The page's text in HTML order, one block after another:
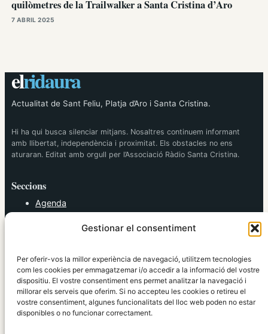
Gestionar el consentiment
Per oferir-vos la millor experiència de navegació, utilitzem tecnologies
com les cookies per emmagatzemar i/o accedir a la informació del vostre
dispositiu. El vostre consentiment ens permet analitzar la navegació i
millorar els serveis que oferim. Si no accepteu les cookies o retireu el
vostre consentiment, algunes funcionalitats del lloc web poden no estar
disponibles o no funcionar correctament.
quilòmetres de la Trailwalker a Santa Cristina d’Aro
7 ABRIL 2025
elridaura
Actualitat de Sant Feliu, Platja d’Aro i Santa Cristina.
Hi ha qui busca silenciar mitjans. Nosaltres continuem informant
amb llibertat, independència i proximitat. Els obstacles no ens
aturaran. Editat amb orgull per l’Associació Ràdio Santa Cristina.
Seccions
Agenda
Política
Societat
Tendències
elRidaura.com